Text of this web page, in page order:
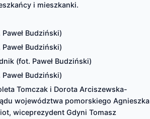
i mieszkanki.
Budziński)
Budziński)
(fot. Paweł Budziński)
Budziński)
Tomczak i Dorota Arciszewska-
województwa pomorskiego Agnieszka
wiceprezydent Gdyni Tomasz